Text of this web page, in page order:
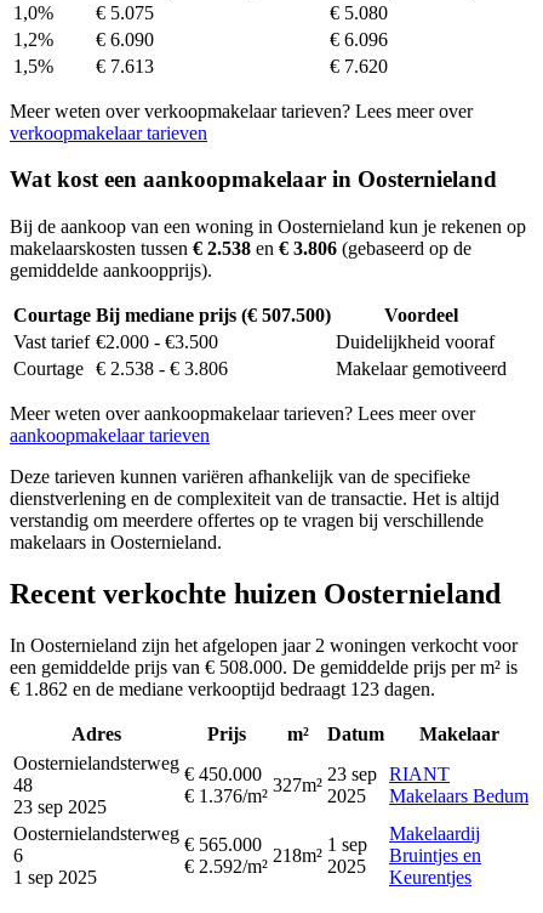
1,0%
€ 5.075
€ 5.080
1,2%
€ 6.090
€ 6.096
1,5%
€ 7.613 € 7.620
Meer weten over verkoopmakelaar tarieven? Lees meer over
verkoopmakelaar tarieven
Wat kost een aankoopmakelaar in Oosternieland
Bij de aankoop van een woning in Oosternieland kun je rekenen op
makelaarskosten tussen € 2.538 en € 3.806 (gebaseerd op de
gemiddelde aankoopprijs).
Courtage Bij mediane prijs (€ 507.500)
Voordeel
Vast tarief €2.000 - €3.500
Duidelijkheid vooraf
Courtage € 2.538 - € 3.806 Makelaar gemotiveerd
Meer weten over aankoopmakelaar tarieven? Lees meer over
aankoopmakelaar tarieven
Deze tarieven kunnen variëren afhankelijk van de specifieke
dienstverlening en de complexiteit van de transactie. Het is altijd
verstandig om meerdere offertes op te vragen bij verschillende
makelaars in Oosternieland.
Recent verkochte huizen Oosternieland
In Oosternieland zijn het afgelopen jaar 2 woningen verkocht voor
een gemiddelde prijs van € 508.000. De gemiddelde prijs per m² is
€ 1.862 en de mediane verkooptijd bedraagt 123 dagen.
Adres Prijs m² Datum
Makelaar
Oosternielandsterweg
48
23 sep 2025
€ 450.000
€ 1.376/m²
327m²
23 sep
2025
RIANT
Makelaars Bedum
Oosternielandsterweg
6
1 sep 2025
€ 565.000
€ 2.592/m²
218m²
1 sep
2025
Makelaardij
Bruintjes en
Keurentjes